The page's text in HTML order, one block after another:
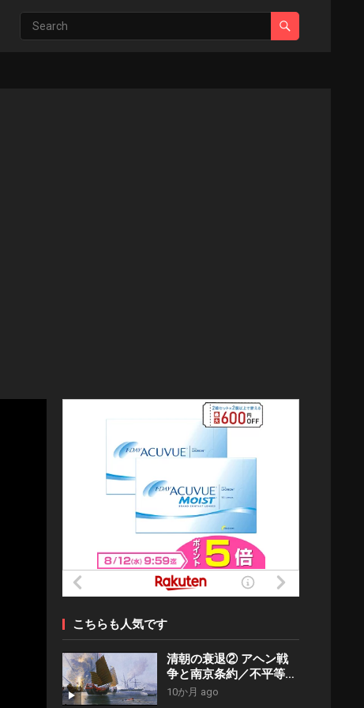
こちらも人気です
清朝の衰退② アヘン戦
争と南京条約／不平等条
約とは何か？
10か月 ago